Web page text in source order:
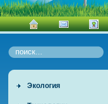
Экология